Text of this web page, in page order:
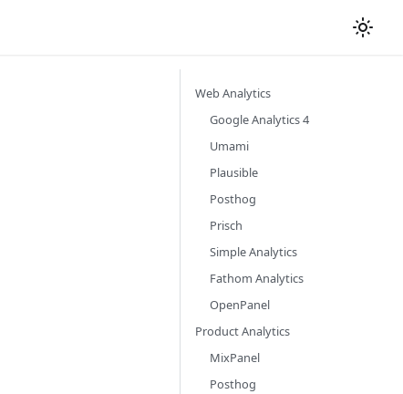
Web Analytics
Google Analytics 4
Umami
Plausible
Posthog
Prisch
Simple Analytics
Fathom Analytics
OpenPanel
Product Analytics
MixPanel
Posthog